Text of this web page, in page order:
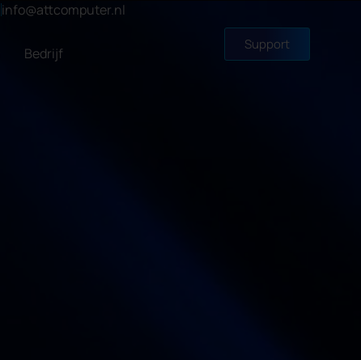
info@attcomputer.nl
Bedrijf
Support